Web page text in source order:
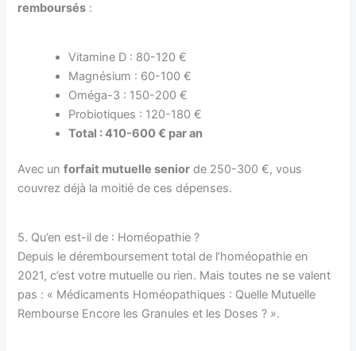
remboursés :
Vitamine D : 80-120 €
Magnésium : 60-100 €
Oméga-3 : 150-200 €
Probiotiques : 120-180 €
Total : 410-600 € par an
Avec unforfait mutuelle senior de 250-300 €, vous
couvrez déjà la moitié de ces dépenses.
5. Qu’en est-il de : Homéopathie ?
Depuis le déremboursement total de l’homéopathie en
2021, c’est votre mutuelle ou rien. Mais toutes ne se valent
pas : « Médicaments Homéopathiques : Quelle Mutuelle
Rembourse Encore les Granules et les Doses ? ».